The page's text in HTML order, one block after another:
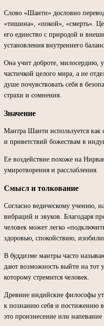
Слово «Шанти» дословно
«тишина», «покой», «смерть».
его единство с природой и
установления внутреннего
Она учит доброте, милосердию,
частичкой целого мира, а не
душе почувствовать себя в
страхи и сомнения.
Значение
Мантра Шанти используется как
и приветствий божествам в
Ее воздействие похоже на
умиротворения и расслабления.
Смысл и толкование
Согласно ведическому учению,
вибраций и звуков. Благодаря
человек может легко
здоровью, спокойствию,
В буддизме мантры часто
дают возможность выйти на тот
которому стремится человек.
Древние индийские философы
к познанию себя и постижению
это произнесение или